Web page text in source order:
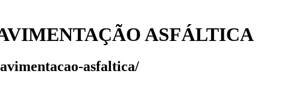
ASFÁLTICA
asfaltica/